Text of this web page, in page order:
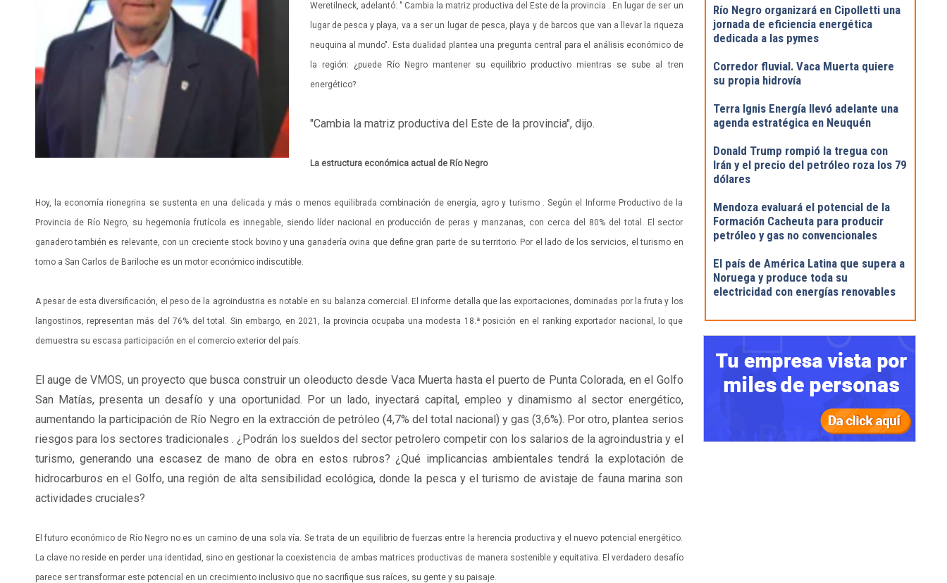
Weretilneck, adelantó: " Cambia la matriz productiva del Este de la provincia . En lugar de ser un
lugar de pesca y playa, va a ser un lugar de pesca, playa y de barcos que van a llevar la riqueza
neuquina al mundo". Esta dualidad plantea una pregunta central para el análisis económico de
la región: ¿puede Río Negro mantener su equilibrio productivo mientras se sube al tren
energético?
"Cambia la matriz productiva del Este de la provincia", dijo.
La estructura económica actual de Río Negro
Hoy, la economía rionegrina se sustenta en una delicada y más o menos equilibrada combinación de energía, agro y turismo . Según el Informe Productivo de la
Provincia de Río Negro, su hegemonía frutícola es innegable, siendo líder nacional en producción de peras y manzanas, con cerca del 80% del total. El sector
ganadero también es relevante, con un creciente stock bovino y una ganadería ovina que define gran parte de su territorio. Por el lado de los servicios, el turismo en
torno a San Carlos de Bariloche es un motor económico indiscutible.
A pesar de esta diversificación, el peso de la agroindustria es notable en su balanza comercial. El informe detalla que las exportaciones, dominadas por la fruta y los
langostinos, representan más del 76% del total. Sin embargo, en 2021, la provincia ocupaba una modesta 18.ª posición en el ranking exportador nacional, lo que
demuestra su escasa participación en el comercio exterior del país.
El auge de VMOS, un proyecto que busca construir un oleoducto desde Vaca Muerta hasta el puerto de Punta Colorada, en el Golfo
San Matías, presenta un desafío y una oportunidad. Por un lado, inyectará capital, empleo y dinamismo al sector energético,
aumentando la participación de Río Negro en la extracción de petróleo (4,7% del total nacional) y gas (3,6%). Por otro, plantea serios
riesgos para los sectores tradicionales . ¿Podrán los sueldos del sector petrolero competir con los salarios de la agroindustria y el
turismo, generando una escasez de mano de obra en estos rubros? ¿Qué implicancias ambientales tendrá la explotación de
hidrocarburos en el Golfo, una región de alta sensibilidad ecológica, donde la pesca y el turismo de avistaje de fauna marina son
actividades cruciales?
El futuro económico de Río Negro no es un camino de una sola vía. Se trata de un equilibrio de fuerzas entre la herencia productiva y el nuevo potencial energético.
La clave no reside en perder una identidad, sino en gestionar la coexistencia de ambas matrices productivas de manera sostenible y equitativa. El verdadero desafío
parece ser transformar este potencial en un crecimiento inclusivo que no sacrifique sus raíces, su gente y su paisaje.
Río Negro organizará en Cipolletti una
jornada de eficiencia energética
dedicada a las pymes
Corredor fluvial. Vaca Muerta quiere
su propia hidrovía
Terra Ignis Energía llevó adelante una
agenda estratégica en Neuquén
Donald Trump rompió la tregua con
Irán y el precio del petróleo roza los 79
dólares
Mendoza evaluará el potencial de la
Formación Cacheuta para producir
petróleo y gas no convencionales
El país de América Latina que supera a
Noruega y produce toda su
electricidad con energías renovables